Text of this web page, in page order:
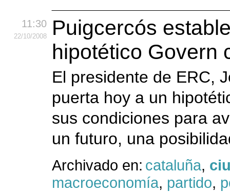
11:30
22/10/2008
Puigcercós
hipotético Govern
El presidente de ERC,
puerta hoy a un
sus condiciones para
un futuro, una
Archivado en: cataluña,
macroeconomía, partido,